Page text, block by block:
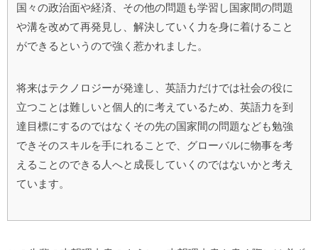
国々の政治面や経済、その他の問題も学習し国家間の問題
や溝を改めて再発見し、解決していく力を身に着けること
ができるというので強く惹かれました。
将来はテクノロジーが発達し、英語力だけでは社会の役に
立つことは難しいと個人的に考えているため、英語力を到
達目標にするのではなくその先の国家間の問題なども勉強
できそのスキルを手にれることで、グローバルに物事を考
えることのできる人へと成長していくのではないかと考え
ています。